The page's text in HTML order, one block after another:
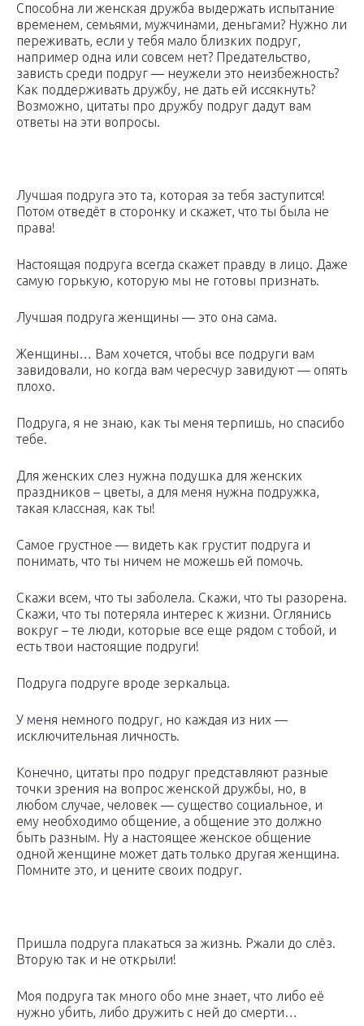
Способна ли женская дружба выдержать испытание
временем, семьями, мужчинами, деньгами? Нужно ли
переживать, если у тебя мало близких подруг,
например одна или совсем нет? Предательство,
зависть среди подруг ― неужели это неизбежность?
Как поддерживать дружбу, не дать ей иссякнуть?
Возможно, цитаты про дружбу подруг дадут вам
ответы на эти вопросы.
Лучшая подруга это та, которая за тебя заступится!
Потом отведёт в сторонку и скажет, что ты была не
права!
Настоящая подруга всегда скажет правду в лицо. Даже
самую горькую, которую мы не готовы признать.
Лучшая подруга женщины — это она сама.
Женщины… Вам хочется, чтобы все подруги вам
завидовали, но когда вам чересчур завидуют — опять
плохо.
Подруга, я не знаю, как ты меня терпишь, но спасибо
тебе.
Для женских слез нужна подушка для женских
праздников – цветы, а для меня нужна подружка,
такая классная, как ты!
Самое грустное — видеть как грустит подруга и
понимать, что ты ничем не можешь ей помочь.
Скажи всем, что ты заболела. Скажи, что ты разорена.
Скажи, что ты потеряла интерес к жизни. Оглянись
вокруг – те люди, которые все еще рядом с тобой, и
есть твои настоящие подруги!
Подруга подруге вроде зеркальца.
У меня немного подруг, но каждая из них —
исключительная личность.
Конечно, цитаты про подруг представляют разные
точки зрения на вопрос женской дружбы, но, в
любом случае, человек ― существо социальное, и
ему необходимо общение, а общение это должно
быть разным. Ну а настоящее женское общение
одной женщине может дать только другая женщина.
Помните это, и цените своих подруг.
Пришла подруга плакаться за жизнь. Ржали до слёз.
Вторую так и не открыли!
Моя подруга так много обо мне знает, что либо её
нужно убить, либо дружить с ней до смерти…